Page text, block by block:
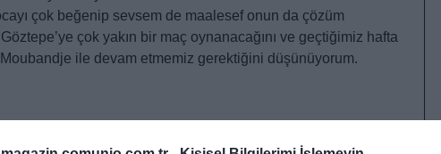
çok beğenip sevsem de maalesef onun da çözüm
çok yakın bir maç oynanacağını ve geçtiğimiz hafta
ile devam etmemiz gerektiğini düşünüyorum.
Fk